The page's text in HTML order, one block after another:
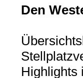
Den
Highlights